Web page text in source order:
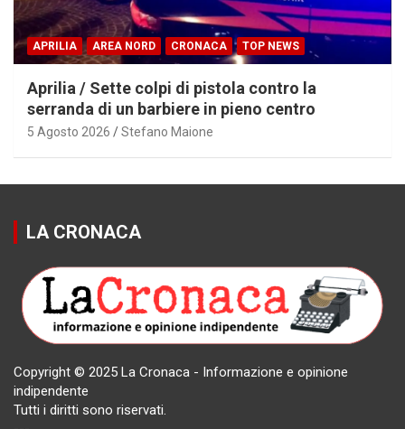
APRILIA AREA NORD CRONACA TOP NEWS
Aprilia / Sette colpi di pistola contro la
serranda di un barbiere in pieno centro
5 Agosto 2026 Stefano Maione
LA CRONACA
Copyright © 2025 La Cronaca - Informazione e opinione
indipendente
Tutti i diritti sono riservati.